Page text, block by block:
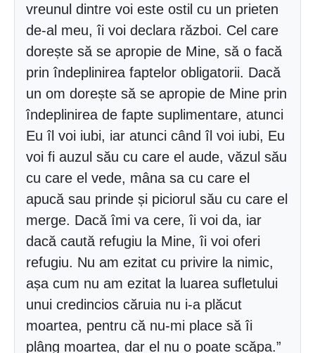
vreunul dintre voi este ostil cu un prieten
de-al meu, îi voi declara război. Cel care
dorește să se apropie de Mine, să o facă
prin îndeplinirea faptelor obligatorii. Dacă
un om dorește să se apropie de Mine prin
îndeplinirea de fapte suplimentare, atunci
Eu îl voi iubi, iar atunci când îl voi iubi, Eu
voi fi auzul său cu care el aude, văzul său
cu care el vede, mâna sa cu care el
apucă sau prinde și piciorul său cu care el
merge. Dacă îmi va cere, îi voi da, iar
dacă caută refugiu la Mine, îi voi oferi
refugiu. Nu am ezitat cu privire la nimic,
așa cum nu am ezitat la luarea sufletului
unui credincios căruia nu i-a plăcut
moartea, pentru că nu-mi place să îi
plâng moartea, dar el nu o poate scăpa.”